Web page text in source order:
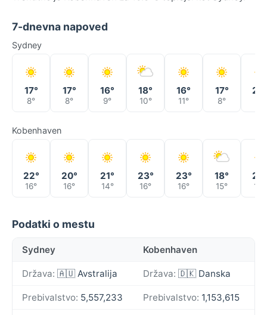
7-dnevna napoved
Sydney
17°
8°
17°
8°
16°
9°
18°
10°
16°
11°
17°
8°
Kobenhaven
22°
16°
20°
16°
21°
14°
23°
16°
23°
16°
18°
15° 13°
Podatki o mestu
Sydney Kobenhaven
Država: 🇦🇺 Avstralija Država: 🇩🇰 Danska
Prebivalstvo: 5,557,233 Prebivalstvo: 1,153,615